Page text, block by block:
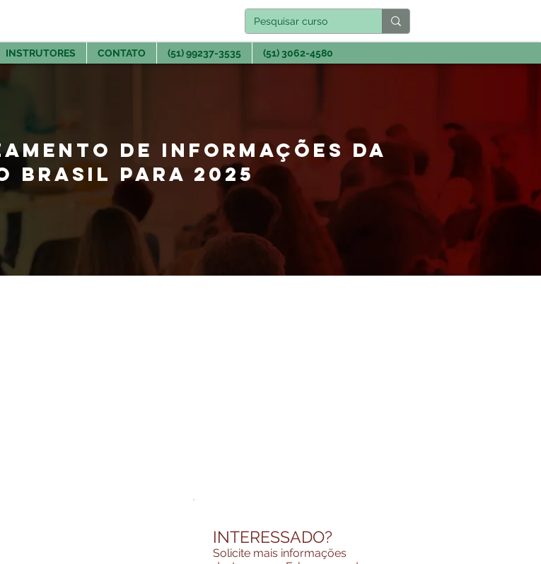
INSTRUTORES CONTATO (51) 99237-3535 (51) 3062-4580
INTERESSADO?
Solicite mais informações
DE INFORMAÇÕES DA
BRASIL PARA 2025